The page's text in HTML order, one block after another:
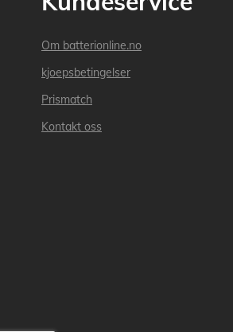
Om batterionline.no
kjoepsbetingelser
Prismatch
Kontakt oss